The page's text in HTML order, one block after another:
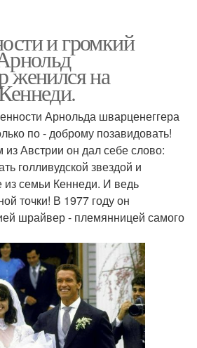
и громкий
женился на
Арнольда шварценеггера
по - доброму позавидовать!
Австрии он дал себе слово:
голливудской звездой и
семьи Кеннеди. И ведь
точки! В 1977 году он
шрайвер - племянницей самого